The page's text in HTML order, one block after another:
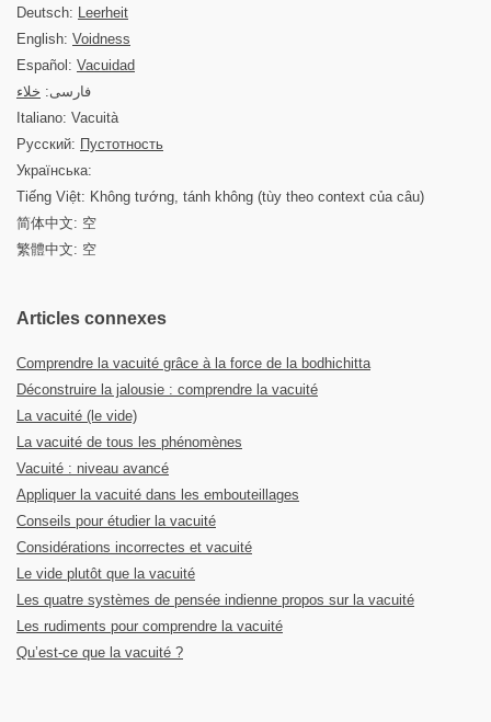
Deutsch: Leerheit
English: Voidness
Español: Vacuidad
فارسی: خلاء
Italiano: Vacuità
Русский: Пустотность
Українська:
Tiếng Việt: Không tướng, tánh không (tùy theo context của câu)
简体中文: 空
繁體中文: 空
Articles connexes
Comprendre la vacuité grâce à la force de la bodhichitta
Déconstruire la jalousie : comprendre la vacuité
La vacuité (le vide)
La vacuité de tous les phénomènes
Vacuité : niveau avancé
Appliquer la vacuité dans les embouteillages
Conseils pour étudier la vacuité
Considérations incorrectes et vacuité
Le vide plutôt que la vacuité
Les quatre systèmes de pensée indienne propos sur la vacuité
Les rudiments pour comprendre la vacuité
Qu’est-ce que la vacuité ?